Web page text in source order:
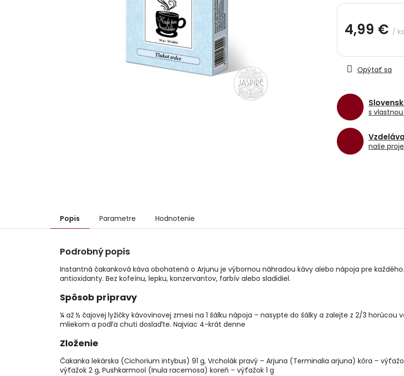
4,99 € / ks
cena:
s
naše
Opýtať sa
hviezdičiek.
Popis Parametre Hodnotenie
Podrobný popis
Instantná čakanková káva obohatená o Arjunu je výbornou náhradou kávy alebo nápoja pre
antioxidanty. Bez kofeínu, lepku, konzervantov, farbív alebo sladidiel.
Spôsob prípravy
¼ až ½ čajovej lyžičky kávovinovej zmesi na 1 šálku nápoja – nasypte do šálky a zalejte z 2/3
mliekom a podľa chuti doslaďte. Najviac 4-krát denne
Zloženie
Čakanka lekárska (Cichorium intybus) 91 g, Vrcholák pravý – Arjuna (Terminalia arjuna) kôra –
výťažok 2 g, Pushkarmool (Inula racemosa) koreň – výťažok 1 g